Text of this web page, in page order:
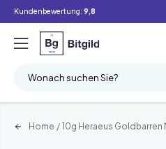
Kundenbewertung: 9,8
Wonach suchen Sie?
Home / 10g Heraeus Goldbarren